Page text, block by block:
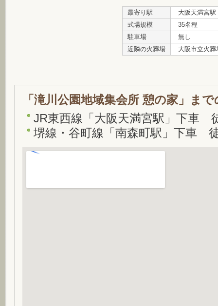
最寄り駅
大阪天満宮駅
式場規模
35名程
駐車場
無し
近隣の火葬場
大阪市立火
「滝川公園地域集会所 憩の家」ま
JR東西線「大阪天満宮駅」下車
堺線・谷町線「南森町駅」下車